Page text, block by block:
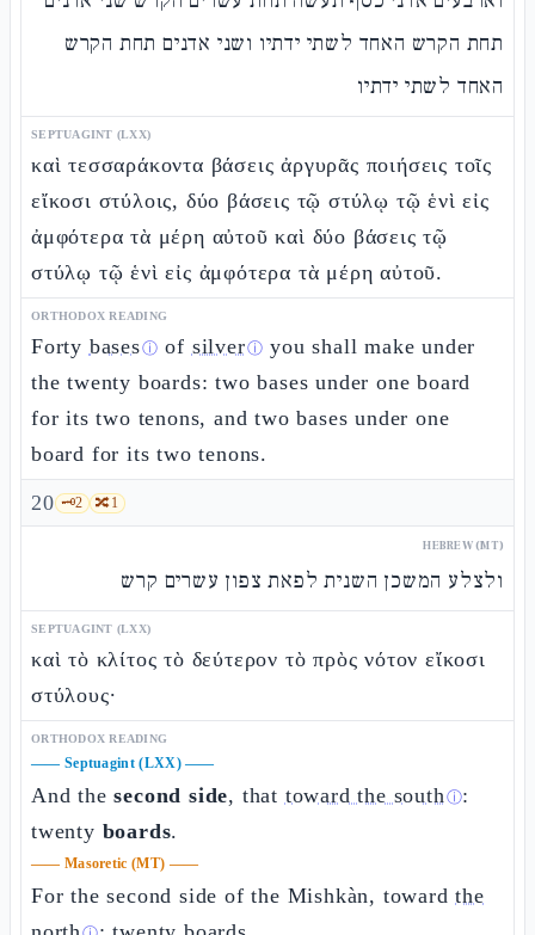
תחת הקרש האחד לשתי ידתיו ושני אדנים תחת הקרש
האחד לשתי ידתיו
SEPTUAGINT (LXX)
καὶ τεσσαράκοντα βάσεις ἀργυρᾶς ποιήσεις τοῖς
εἴκοσι στύλοις, δύο βάσεις τῷ στύλῳ τῷ ἑνὶ εἰς
ἀμφότερα τὰ μέρη αὐτοῦ καὶ δύο βάσεις τῷ
στύλῳ τῷ ἑνὶ εἰς ἀμφότερα τὰ μέρη αὐτοῦ.
ORTHODOX READING
Forty basesⓘ of silverⓘ you shall make under
the twenty boards: two bases under one board
for its two tenons, and two bases under one
board for its two tenons.
20 🗝️2 🔀1
HEBREW (MT)
ולצלע המשכן השנית לפאת צפון עשרים קרש
SEPTUAGINT (LXX)
καὶ τὸ κλίτος τὸ δεύτερον τὸ πρὸς νότον εἴκοσι
στύλους·
ORTHODOX READING
—— Septuagint (LXX)——
And thesecond side, that toward the southⓘ:
twenty boards.
—— Masoretic (MT) ——
For the second side of the Mishkàn, towardthe